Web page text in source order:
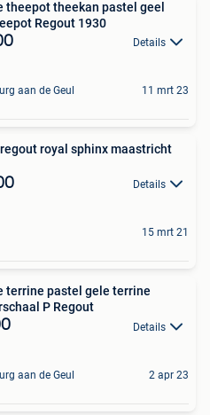
theepot theekan pastel geel
Regout 1930
Details
aan de Geul 11 mrt 23
royal sphinx maastricht
Details
15 mrt 21
terrine pastel gele terrine
P Regout
Details
aan de Geul 2 apr 23